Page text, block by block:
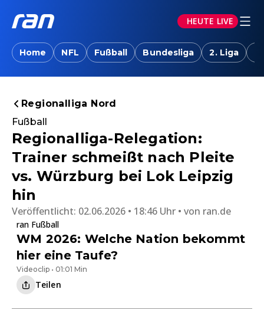
HEUTE LIVE
Home NFL Fußball Bundesliga 2. Liga
Regionalliga Nord
Fußball
Regionalliga-Relegation:
Trainer schmeißt nach Pleite
vs. Würzburg bei Lok Leipzig
hin
Veröffentlicht: 02.06.2026 • 18:46 Uhr von ran.de
ran Fußball
WM 2026: Welche Nation bekommt
hier eine Taufe?
Videoclip • 01:01 Min
Teilen